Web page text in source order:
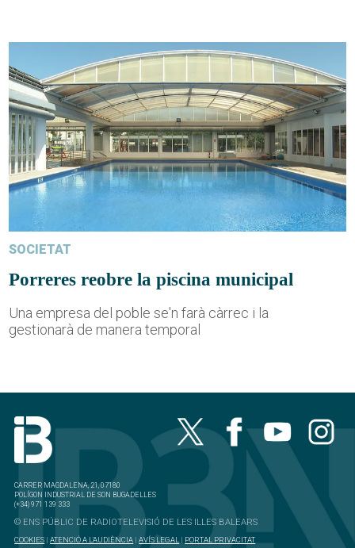
SOCIETAT
Porreres reobre la piscina municipal
Una empresa del poble se'n farà càrrec i la
gestionarà de manera temporal
CARRER MAGDALENA, 21, 07180
POLÍGON INDUSTRIAL DE SON BUGADELLES
(+34) 971 139 333
© ENS PÚBLIC DE RADIOTELEVISIÓ DE LES ILLES BALEARS
COOKIES |ATENCIÓ A L'AUDIÈNCIA |AVÍS LEGAL | PORTAL PRIVACITAT